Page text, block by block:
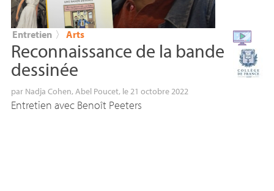
Entretien 〉 Arts
Reconnaissance de la bande
dessinée
par Nadja Cohen, Abel Poucet, le 21 octobre 2022
Entretien avec Benoît Peeters